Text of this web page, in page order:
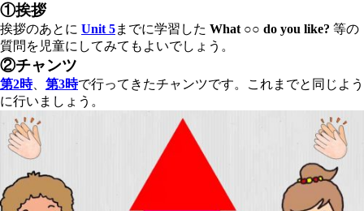
①挨拶
挨拶のあとに Unit 5までに学習した What ○○ do you like? 等の
質問を児童にしてみてもよいでしょう。
②チャンツ
第2時、 第3時で行ってきたチャンツです。これまでと同じよう
に行いましょう。